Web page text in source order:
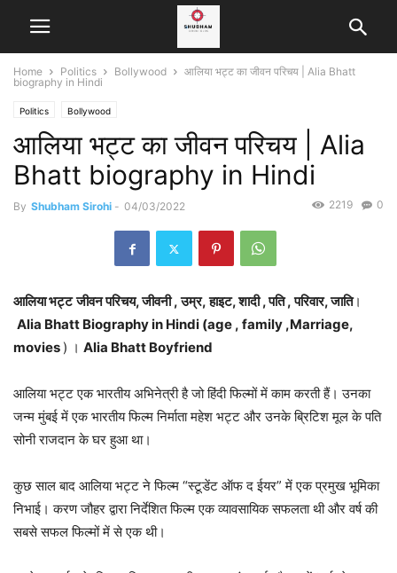
Home Politics Bollywood
आलिया भट्ट का जीवन परिचय | Alia Bhatt
biography in Hindi
Politics Bollywood
आलिया भट्ट का जीवन परिचय | Alia
Bhatt biography in Hindi
By Shubham Sirohi - 04/03/2022 0
2219
आलिया भट्ट जीवन परिचय, जीवनी , उम्र, हाइट, शादी , पति , परिवार, जाति।
Alia Bhatt Biography in Hindi (age , family ,Marriage,
movies ) । Alia Bhatt Boyfriend
आलिया भट्ट एक भारतीय अभिनेत्री है जो हिंदी फिल्मों में काम करती हैं। उनका
जन्म मुंबई में एक भारतीय फिल्म निर्माता महेश भट्ट और उनके ब्रिटिश मूल के पति
सोनी राजदान के घर हुआ था।
कुछ साल बाद आलिया भट्ट ने फिल्म “स्टूडेंट ऑफ द ईयर” में एक प्रमुख भूमिका
निभाई। करण जौहर द्वारा निर्देशित फिल्म एक व्यावसायिक सफलता थी और वर्ष की
सबसे सफल फिल्मों में से एक थी।